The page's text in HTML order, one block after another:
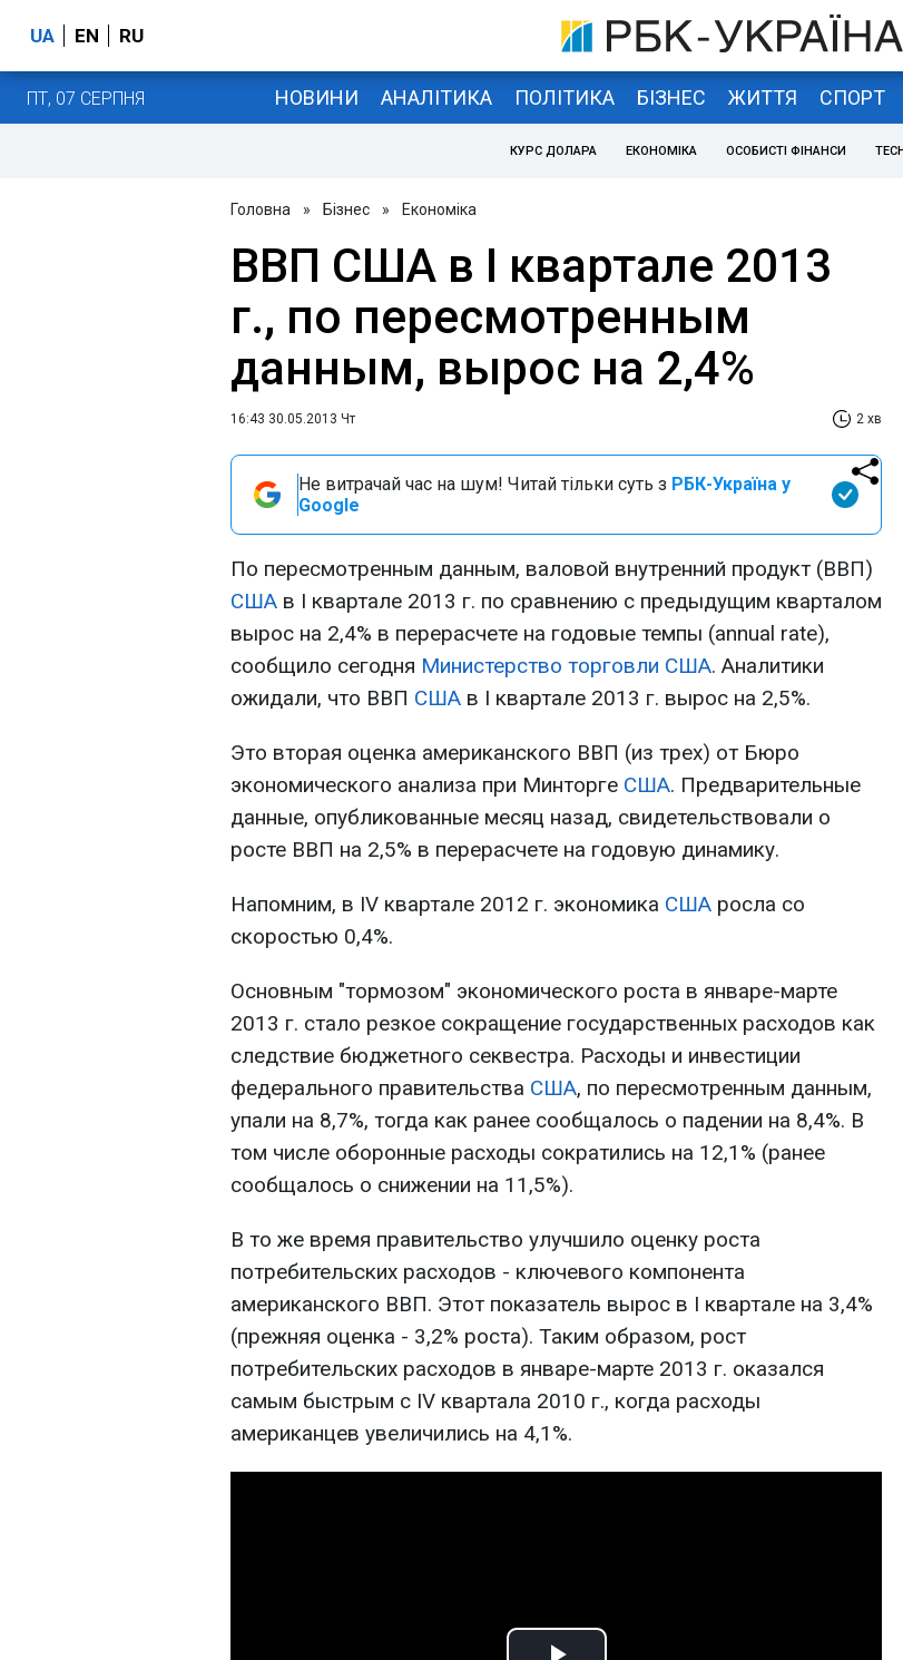
UA EN RU
ПТ, 07 СЕРПНЯ НОВИНИ АНАЛІТИКА ПОЛІТИКА БІЗНЕС ЖИТТЯ СПОРТ
КУРС ДОЛАРА ЕКОНОМІКА ОСОБИСТІ ФІНАНСИ
Головна » Бізнес » Економіка
ВВП США в I квартале 2013
г., по пересмотренным
данным, вырос на 2,4%
16:43 30.05.2013 Чт 2 хв
Не витрачай час на шум! Читай тільки суть з РБК-Україна у
Google
По пересмотренным данным, валовой внутренний продукт (ВВП)
США в I квартале 2013 г. по сравнению с предыдущим кварталом
вырос на 2,4% в перерасчете на годовые темпы (annual rate),
сообщило сегодня Министерство торговли США. Аналитики
ожидали, что ВВП США в I квартале 2013 г. вырос на 2,5%.
Это вторая оценка американского ВВП (из трех) от Бюро
экономического анализа при Минторге США. Предварительные
данные, опубликованные месяц назад, свидетельствовали о
росте ВВП на 2,5% в перерасчете на годовую динамику.
Напомним, в IV квартале 2012 г. экономика США росла со
скоростью 0,4%.
Основным "тормозом" экономического роста в январе-марте
2013 г. стало резкое сокращение государственных расходов как
следствие бюджетного секвестра. Расходы и инвестиции
федерального правительства США, по пересмотренным данным,
упали на 8,7%, тогда как ранее сообщалось о падении на 8,4%. В
том числе оборонные расходы сократились на 12,1% (ранее
сообщалось о снижении на 11,5%).
В то же время правительство улучшило оценку роста
потребительских расходов - ключевого компонента
американского ВВП. Этот показатель вырос в I квартале на 3,4%
(прежняя оценка - 3,2% роста). Таким образом, рост
потребительских расходов в январе-марте 2013 г. оказался
самым быстрым с IV квартала 2010 г., когда расходы
американцев увеличились на 4,1%.